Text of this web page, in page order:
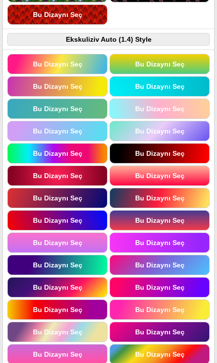
Bu Dizaynı Seç
Ekskuliziv Auto (1.4) Style
Bu Dizaynı Seç Bu Dizaynı Seç
Bu Dizaynı Seç Bu Dizaynı Seç
Bu Dizaynı Seç Bu Dizaynı Seç
Bu Dizaynı Seç Bu Dizaynı Seç
Bu Dizaynı Seç Bu Dizaynı Seç
Bu Dizaynı Seç Bu Dizaynı Seç
Bu Dizaynı Seç Bu Dizaynı Seç
Bu Dizaynı Seç Bu Dizaynı Seç
Bu Dizaynı Seç Bu Dizaynı Seç
Bu Dizaynı Seç Bu Dizaynı Seç
Bu Dizaynı Seç Bu Dizaynı Seç
Bu Dizaynı Seç Bu Dizaynı Seç
Bu Dizaynı Seç Bu Dizaynı Seç
Bu Dizaynı Seç Bu Dizaynı Seç